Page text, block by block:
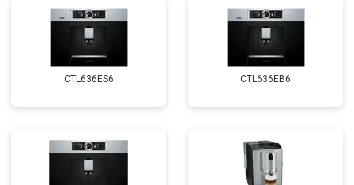
CTL636ES6 CTL636EB6